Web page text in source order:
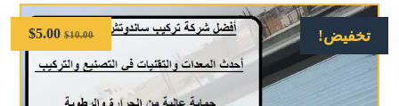
تخفيض! $10.00
$5.00